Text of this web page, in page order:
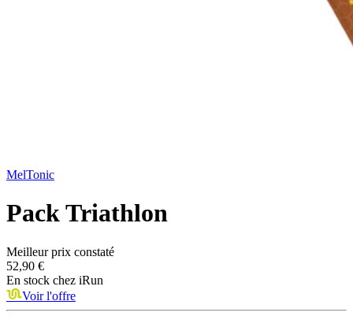
MelTonic
Pack Triathlon
Meilleur prix constaté
52,90 €
En stock chez iRun
Voir l'offre